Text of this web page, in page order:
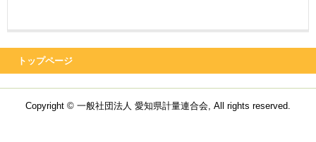
トップページ
Copyright © 一般社団法人 愛知県計量連合会, All rights reserved.